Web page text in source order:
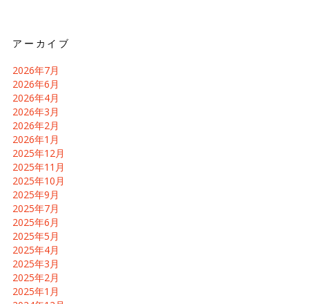
アーカイブ
2026年7月
2026年6月
2026年4月
2026年3月
2026年2月
2026年1月
2025年12月
2025年11月
2025年10月
2025年9月
2025年7月
2025年6月
2025年5月
2025年4月
2025年3月
2025年2月
2025年1月